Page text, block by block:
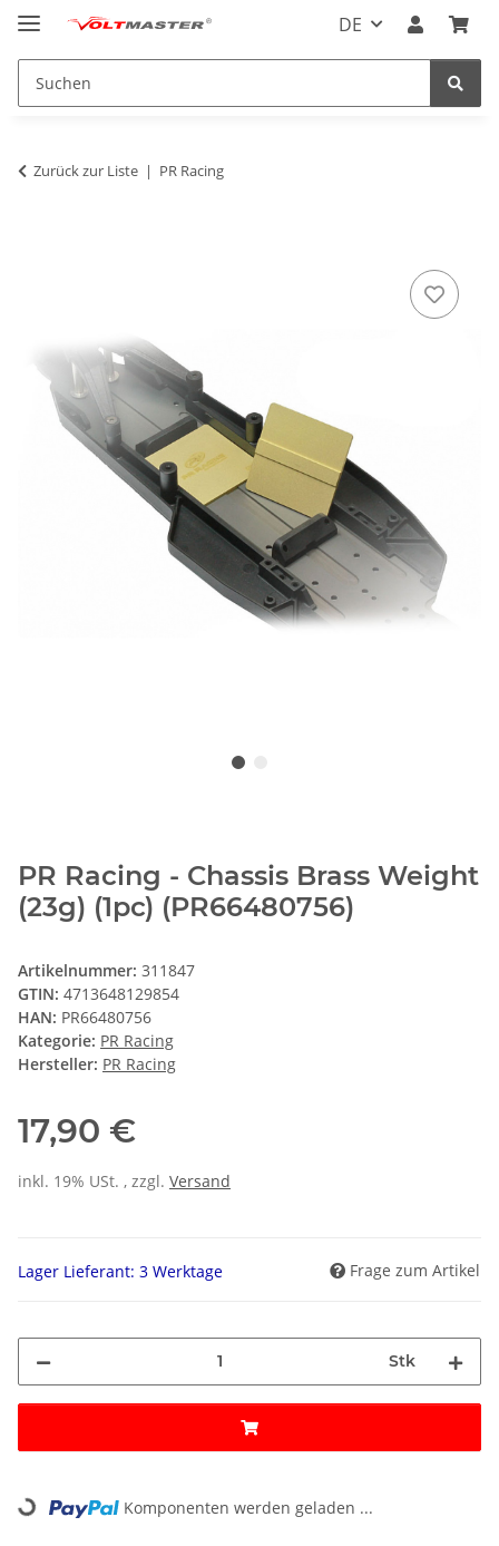
DE
Zurück zur Liste PR Racing
PR Racing - Chassis Brass Weight
(23g) (1pc) (PR66480756)
Artikelnummer: 311847
GTIN: 4713648129854
HAN: PR66480756
Kategorie: PR Racing
Hersteller: PR Racing
17,90 €
inkl. 19% USt. , zzgl. Versand
Lager Lieferant: 3 Werktage Frage zum Artikel
Stk
Loading... Komponenten werden geladen ...